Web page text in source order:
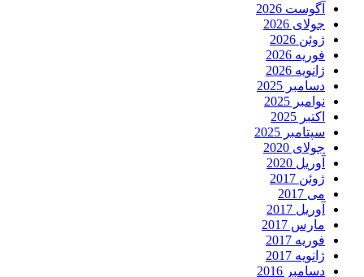
آگوست 2026
جولای 2026
ژوئن 2026
فوریه 2026
ژانویه 2026
دسامبر 2025
نوامبر 2025
اکتبر 2025
سپتامبر 2025
جولای 2020
آوریل 2020
ژوئن 2017
می 2017
آوریل 2017
مارس 2017
فوریه 2017
ژانویه 2017
دسامبر 2016